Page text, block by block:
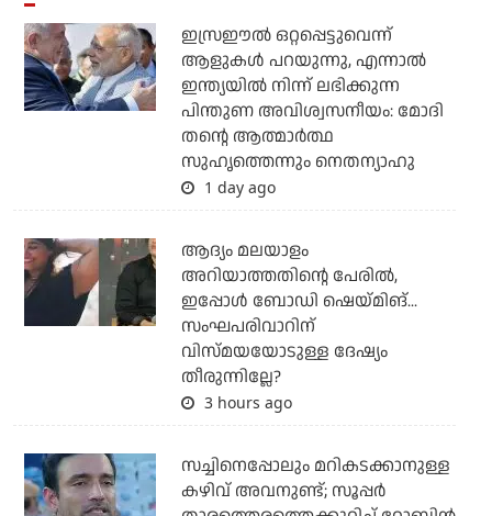
ഇസ്രഈല്‍ ഒറ്റപ്പെട്ടുവെന്ന്
ആളുകള്‍ പറയുന്നു, എന്നാല്‍
ഇന്ത്യയില്‍ നിന്ന് ലഭിക്കുന്ന
പിന്തുണ അവിശ്വസനീയം: മോദി
തന്റെ ആത്മാര്‍ത്ഥ
സുഹൃത്തെന്നും നെതന്യാഹു
1 day ago
ആദ്യം മലയാളം
അറിയാത്തതിന്റെ പേരില്‍,
ഇപ്പോള്‍ ബോഡി ഷെയ്മിങ്...
സംഘപരിവാറിന്
വിസ്മയയോടുള്ള ദേഷ്യം
തീരുന്നില്ലേ?
3 hours ago
സച്ചിനെപ്പോലും മറികടക്കാനുള്ള
കഴിവ് അവനുണ്ട്; സൂപ്പര്‍